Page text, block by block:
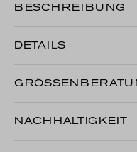
BESCHREIBUNG
DETAILS
NACHHALTIGKEIT